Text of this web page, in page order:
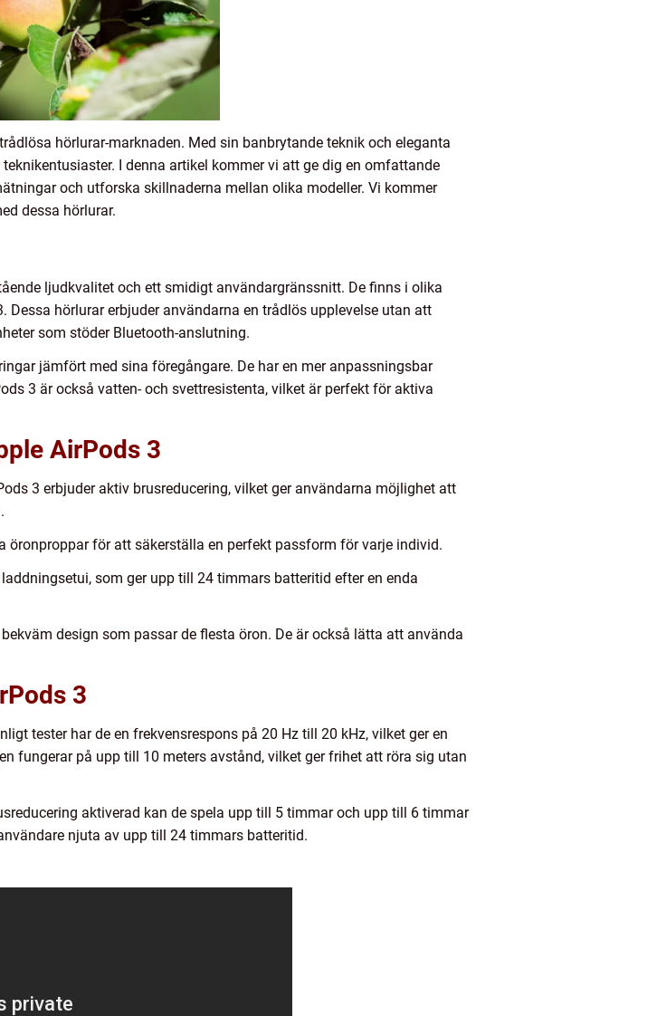
hörlurar-marknaden. Med sin banbrytande teknik och eleganta
I denna artikel kommer vi att ge dig en omfattande
och utforska skillnaderna mellan olika modeller. Vi kommer
dessa hörlurar.
ljudkvalitet och ett smidigt användargränssnitt. De finns i olika
Dessa hörlurar erbjuder användarna en trådlös upplevelse utan att
som stöder Bluetooth-anslutning.
jämfört med sina föregångare. De har en mer anpassningsbar
3 är också vatten- och svettresistenta, vilket är perfekt för aktiva
AirPods 3
3 erbjuder aktiv brusreducering, vilket ger användarna möjlighet att
för att säkerställa en perfekt passform för varje individ.
som ger upp till 24 timmars batteritid efter en enda
design som passar de flesta öron. De är också lätta att använda
3
tester har de en frekvensrespons på 20 Hz till 20 kHz, vilket ger en
fungerar på upp till 10 meters avstånd, vilket ger frihet att röra sig utan
aktiverad kan de spela upp till 5 timmar och upp till 6 timmar
njuta av upp till 24 timmars batteritid.